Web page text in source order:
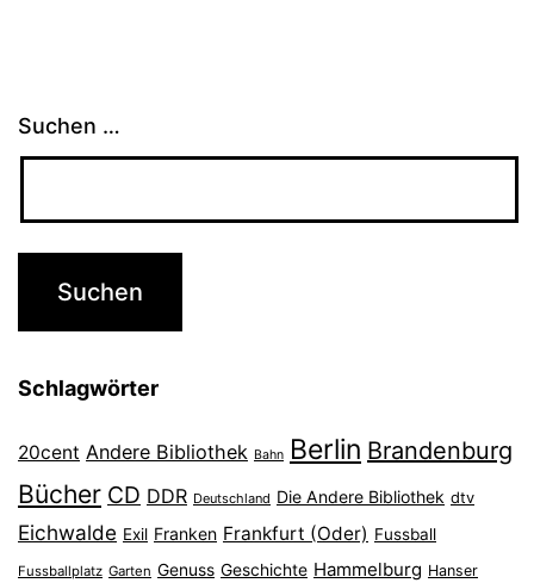
Suchen …
Schlagwörter
20cent Andere Bibliothek Bahn Berlin Brandenburg
Bücher CD DDR Deutschland Die Andere Bibliothek dtv
Eichwalde Exil Franken Frankfurt (Oder) Fussball
Fussballplatz Garten Genuss Geschichte Hammelburg Hanser